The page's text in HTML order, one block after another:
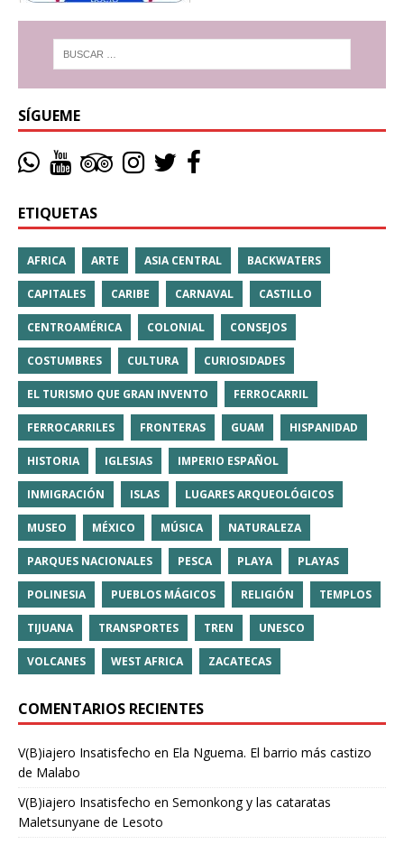
SÍGUEME
ETIQUETAS
AFRICA ARTE ASIA CENTRAL BACKWATERS
CAPITALES CARIBE CARNAVAL CASTILLO
CENTROAMÉRICA COLONIAL CONSEJOS
COSTUMBRES CULTURA CURIOSIDADES
EL TURISMO QUE GRAN INVENTO FERROCARRIL
FERROCARRILES FRONTERAS GUAM HISPANIDAD
HISTORIA IGLESIAS IMPERIO ESPAÑOL
INMIGRACIÓN ISLAS LUGARES ARQUEOLÓGICOS
MUSEO MÉXICO MÚSICA NATURALEZA
PARQUES NACIONALES PESCA PLAYA PLAYAS
POLINESIA PUEBLOS MÁGICOS RELIGIÓN TEMPLOS
TIJUANA TRANSPORTES TREN UNESCO
VOLCANES WEST AFRICA ZACATECAS
COMENTARIOS RECIENTES
V(B)iajero Insatisfecho en Ela Nguema. El barrio más castizo
de Malabo
V(B)iajero Insatisfecho en Semonkong y las cataratas
Maletsunyane de Lesoto